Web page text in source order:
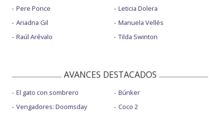
Pere Ponce
Ariadna Gil
Raúl Arévalo
Leticia Dolera
Manuela Vellés
Tilda Swinton
AVANCES DESTACADOS
El gato con sombrero
Vengadores: Doomsday
Búnker
Coco 2